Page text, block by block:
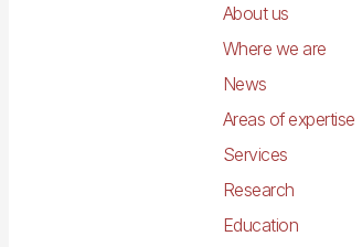
About us
Where we are
News
Areas of expertise
Services
Research
Education